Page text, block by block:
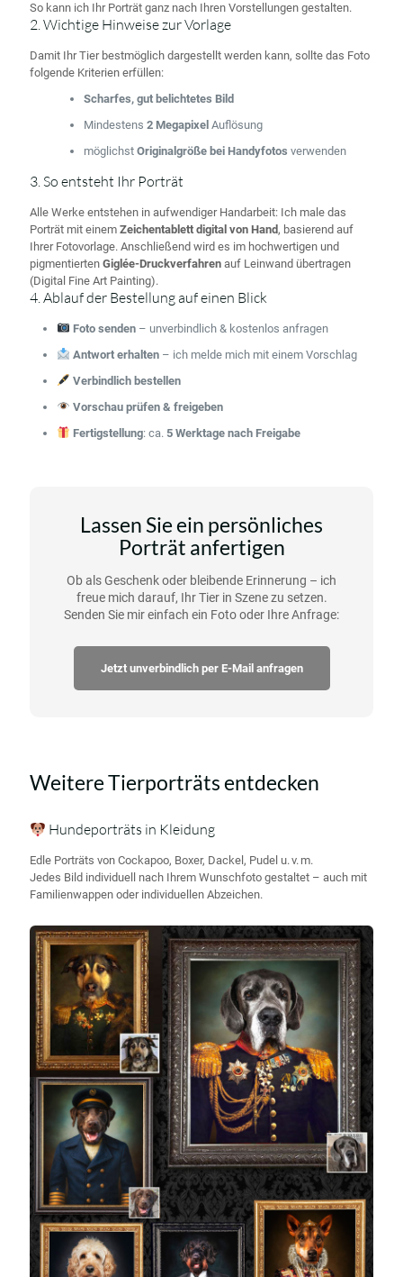
So kann ich Ihr Porträt ganz nach Ihren Vorstellungen gestalten.
2. Wichtige Hinweise zur Vorlage
Damit Ihr Tier bestmöglich dargestellt werden kann, sollte das Foto
folgende Kriterien erfüllen:
Scharfes, gut belichtetes Bild
Mindestens 2 Megapixel Auflösung
möglichst Originalgröße bei Handyfotos verwenden
3. So entsteht Ihr Porträt
Alle Werke entstehen in aufwendiger Handarbeit: Ich male das
Porträt mit einem Zeichentablett digital von Hand, basierend auf
Ihrer Fotovorlage. Anschließend wird es im hochwertigen und
pigmentierten Giglée-Druckverfahren auf Leinwand übertragen
(Digital Fine Art Painting).
4. Ablauf der Bestellung auf einen Blick
Foto senden– unverbindlich & kostenlos anfragen
Antwort erhalten– ich melde mich mit einem Vorschlag
Verbindlich bestellen
Vorschau prüfen & freigeben
Fertigstellung: ca. 5 Werktage nach Freigabe
Lassen Sie ein persönliches
Porträt anfertigen
Ob als Geschenk oder bleibende Erinnerung – ich
freue mich darauf, Ihr Tier in Szene zu setzen.
Senden Sie mir einfach ein Foto oder Ihre Anfrage:
Jetzt unverbindlich per E-Mail anfragen
Weitere Tierporträts entdecken
Hundeporträts in Kleidung
Edle Porträts von Cockapoo, Boxer, Dackel, Pudel u. v. m.
Jedes Bild individuell nach Ihrem Wunschfoto gestaltet – auch mit
Familienwappen oder individuellen Abzeichen.